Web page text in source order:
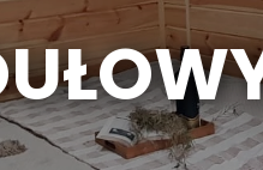
DOM MODUŁOWY
DOMKI MODUŁOWE
DOMKI TYNKOWANE